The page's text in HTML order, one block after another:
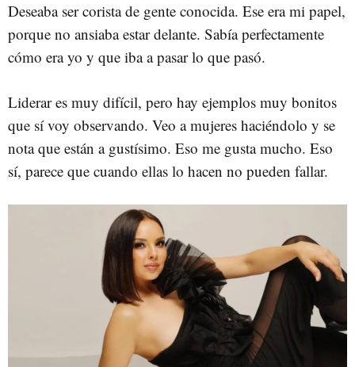
Deseaba ser corista de gente conocida. Ese era mi papel,
porque no ansiaba estar delante. Sabía perfectamente
cómo era yo y que iba a pasar lo que pasó.
Liderar es muy difícil, pero hay ejemplos muy bonitos
que sí voy observando. Veo a mujeres haciéndolo y se
nota que están a gustísimo. Eso me gusta mucho. Eso
sí, parece que cuando ellas lo hacen no pueden fallar.